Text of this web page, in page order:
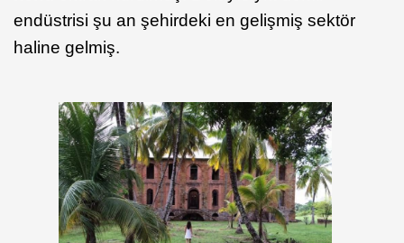
endüstrisi şu an şehirdeki en gelişmiş sektör
haline gelmiş.